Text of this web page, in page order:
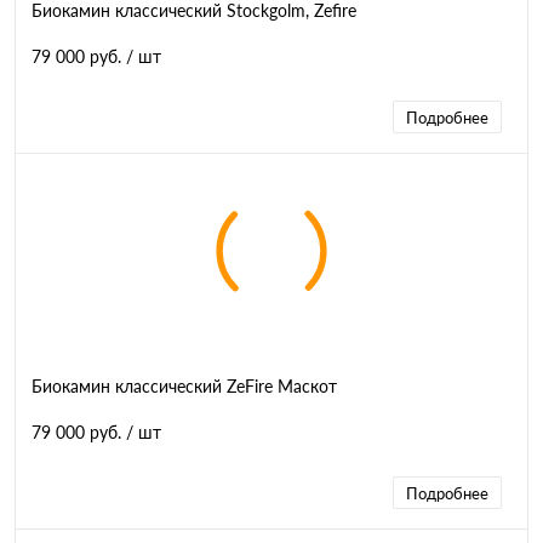
Биокамин классический Stockgolm, Zefire
79 000 руб. / шт
Подробнее
Биокамин классический ZeFire Маскот
79 000 руб. / шт
Подробнее